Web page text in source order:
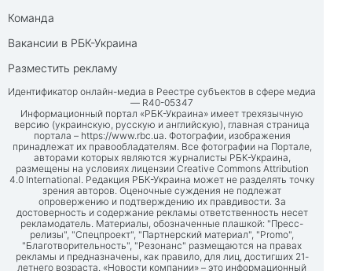
Команда
Вакансии в РБК-Украина
Разместить рекламу
Идентификатор онлайн-медиа в Реестре субъектов в сфере медиа
— R40-05347
Информационный портал «РБК-Украина» имеет трехязычную
версию (украинскую, русскую и английскую), главная страница
портала – https://www.rbc.ua. Фотографии, изображения
принадлежат их правообладателям. Все фотографии на Портале,
авторами которых являются журналисты РБК-Украина,
размещены на условиях лицензии Creative Commons Attribution
4.0 International. Редакция РБК-Украина может не разделять точку
зрения авторов. Оценочные суждения не подлежат
опровержению и подтверждению их правдивости. За
достоверность и содержание рекламы ответственность несет
рекламодатель. Материалы, обозначенные плашкой: "Пресс-
релизы", "Спецпроект", "Партнерский материал", "Promo",
"Благотворительность", "Резонанс" размещаются на правах
рекламы и предназначены, как правило, для лиц, достигших 21-
летнего возраста. «Новости компании» – это информационный